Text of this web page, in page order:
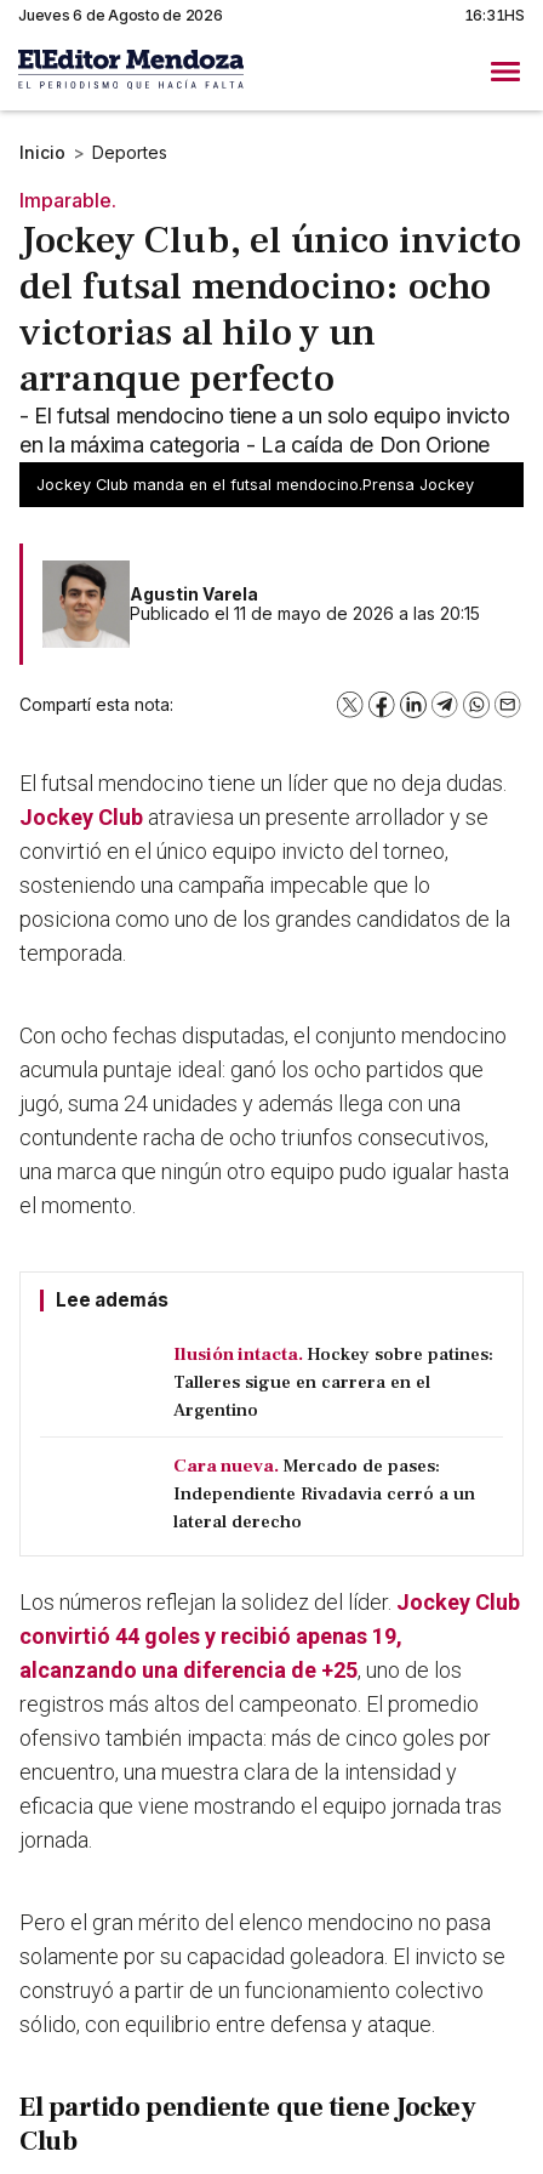
Jueves 6 de Agosto de 2026 16:31HS
Inicio > Deportes
Imparable.
Jockey Club, el único invicto
del futsal mendocino: ocho
victorias al hilo y un
arranque perfecto
- El futsal mendocino tiene a un solo equipo invicto
en la máxima categoria - La caída de Don Orione
dejó en lo más alto al imbatible Jockey Club
Jockey Club manda en el futsal mendocino.Prensa Jockey
Agustin Varela
Publicado el 11 de mayo de 2026 a las 20:15
Compartí esta nota: X Facebook
LinkedInTelegram
El futsal mendocino tiene un líder que no deja dudas.
Jockey Club atraviesa un presente arrollador y se
convirtió en el único equipo invicto del torneo,
sosteniendo una campaña impecable que lo
posiciona como uno de los grandes candidatos de la
temporada.
Con ocho fechas disputadas, el conjunto mendocino
acumula puntaje ideal: ganó los ocho partidos que
jugó, suma 24 unidades y además llega con una
contundente racha de ocho triunfos consecutivos,
una marca que ningún otro equipo pudo igualar hasta
el momento.
Lee además
Ilusión intacta. Hockey sobre patines:
Talleres sigue en carrera en el
Argentino
Cara nueva. Mercado de pases:
Independiente Rivadavia cerró a un
lateral derecho
Los números reflejan la solidez del líder. Jockey Club
convirtió 44 goles y recibió apenas 19,
alcanzando una diferencia de +25, uno de los
registros más altos del campeonato. El promedio
ofensivo también impacta: más de cinco goles por
encuentro, una muestra clara de la intensidad y
eficacia que viene mostrando el equipo jornada tras
jornada.
Pero el gran mérito del elenco mendocino no pasa
solamente por su capacidad goleadora. El invicto se
construyó a partir de un funcionamiento colectivo
sólido, con equilibrio entre defensa y ataque.
El partido pendiente que tiene Jockey
Club